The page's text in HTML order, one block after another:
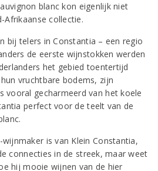
blanc kon eigenlijk niet
Afrikaanse collectie.
bij telers in Constantia – een regio
de eerste wijnstokken werden
het gebied toentertijd
vruchtbare bodems, zijn
vooral gecharmeerd van het koele
perfect voor de teelt van de
is van Klein Constantia,
connecties in de streek, maar weet
hij mooie wijnen van de hier